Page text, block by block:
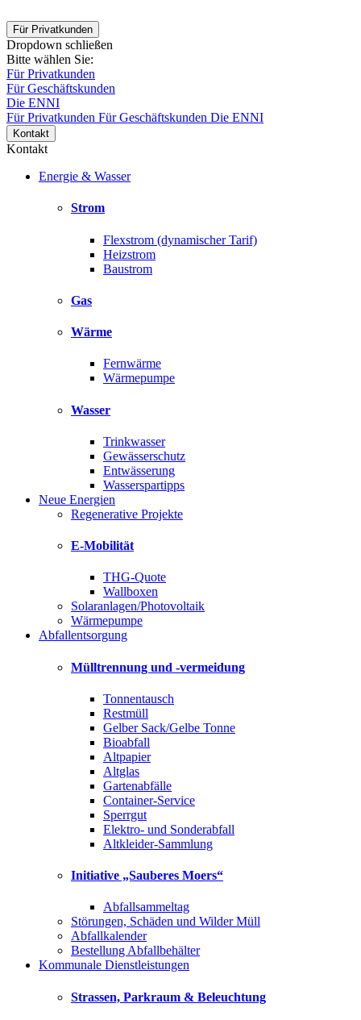
Für Privatkunden
Dropdown schließen
Bitte wählen Sie:
Für Privatkunden
Für Geschäftskunden
Die ENNI
Für Privatkunden Für Geschäftskunden Die ENNI
Kontakt
Kontakt
Energie & Wasser
Strom
Flexstrom (dynamischer Tarif)
Heizstrom
Baustrom
Gas
Wärme
Fernwärme
Wärmepumpe
Wasser
Trinkwasser
Gewässerschutz
Entwässerung
Wasserspartipps
Neue Energien
Regenerative Projekte
E-Mobilität
THG-Quote
Wallboxen
Solaranlagen/Photovoltaik
Wärmepumpe
Abfallentsorgung
Mülltrennung und -vermeidung
Tonnentausch
Restmüll
Gelber Sack/Gelbe Tonne
Bioabfall
Altpapier
Altglas
Gartenabfälle
Container-Service
Sperrgut
Elektro- und Sonderabfall
Altkleider-Sammlung
Initiative „Sauberes Moers“
Abfallsammeltag
Störungen, Schäden und Wilder Müll
Abfallkalender
Bestellung Abfallbehälter
Kommunale Dienstleistungen
Strassen, Parkraum & Beleuchtung